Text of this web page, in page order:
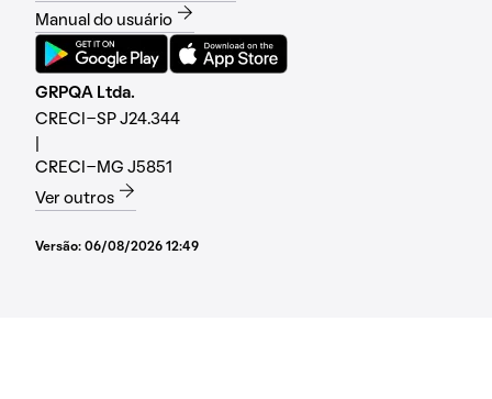
Manual do usuário
GRPQA Ltda.
CRECI-SP J24.344
CRECI-MG J5851
Ver outros
Versão: 06/08/2026 12:49